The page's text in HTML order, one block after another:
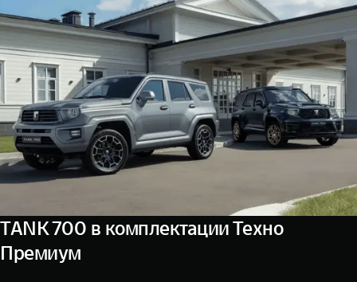
функции, управления светом и многое другое.
функциями автомобиля теперь доступно с помощью
голосового помощника.
Оставьте заявку на дооснащение цифровыми
сервисами и почувствуйте разницу!
TANK 700 в комплектации Техно
Премиум